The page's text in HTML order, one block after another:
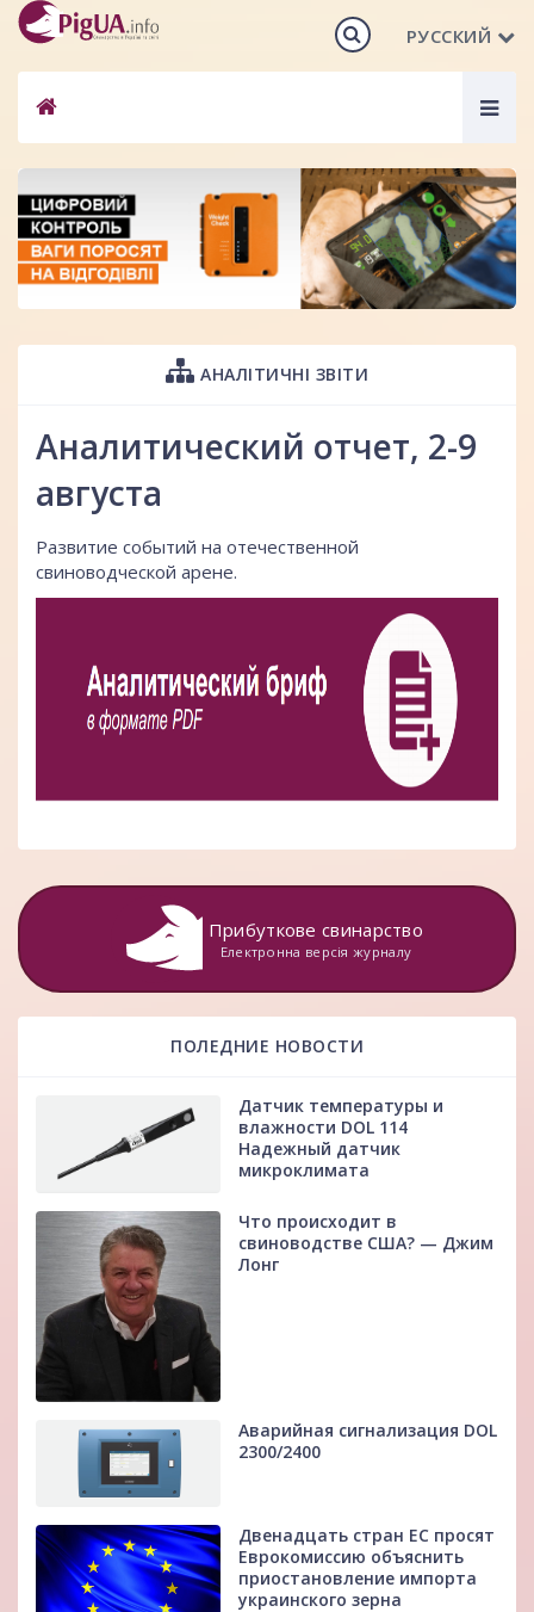
РУССКИЙ
АНАЛІТИЧНІ ЗВІТИ
Аналитический отчет, 2-9
августа
Развитие событий на отечественной
свиноводческой арене.
Прибуткове свинарство
Електронна версія журналу
ПОЛЕДНИЕ НОВОСТИ
Датчик температуры и
влажности DOL 114
Надежный датчик
микроклимата
Что происходит в
свиноводстве США? — Джим
Лонг
Аварийная сигнализация DOL
2300/2400
Двенадцать стран ЕС просят
Еврокомиссию объяснить
приостановление импорта
украинского зерна